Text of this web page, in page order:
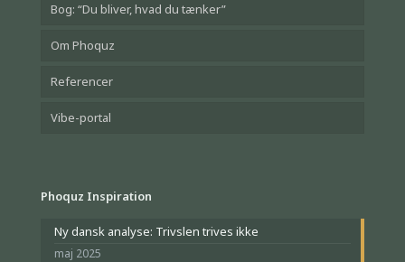
Bog: “Du bliver, hvad du tænker”
Om Phoquz
Referencer
Vibe-portal
Phoquz Inspiration
Ny dansk analyse: Trivslen trives ikke
maj 2025